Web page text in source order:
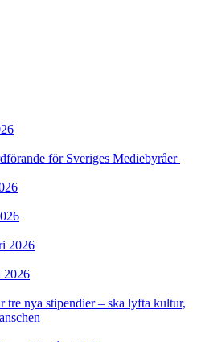
för Sveriges Mediebyråer
2026
2026
tre nya stipendier – ska lyfta kultur,